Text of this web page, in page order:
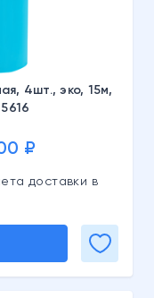
4шт., эко, 15м,
₽
доставки в